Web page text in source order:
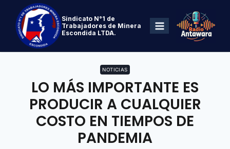
Sindicato N°1 de
Trabajadores de Minera
Escondida LTDA.
NOTICIAS
LO MÁS IMPORTANTE ES
PRODUCIR A CUALQUIER
COSTO EN TIEMPOS DE
PANDEMIA